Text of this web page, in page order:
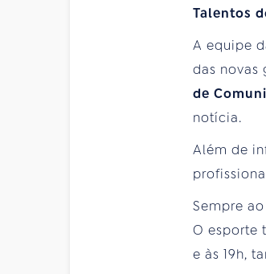
Talentos
A equipe
das novas
de
notícia.
Além de
Sempre
O esporte
e às 19h,